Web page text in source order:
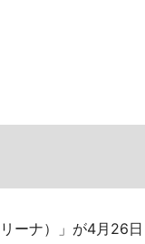
ーナ）」が4月26日